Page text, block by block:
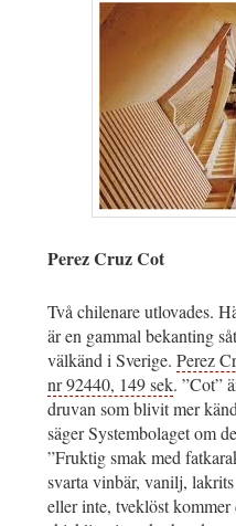
Perez Cruz Cot
Två chilenare utlovades.
är en gammal bekanting
välkänd i Sverige. Perez
nr 92440, 149 sek. ”Cot”
druvan som blivit mer
säger Systembolaget om
”Fruktig smak med
svarta vinbär, vanilj,
eller inte, tveklöst